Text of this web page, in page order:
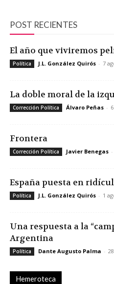
POST RECIENTES
El año que viviremos
Política J.L. González Quirós - 7
La doble moral de la
Corrección Política Álvaro Peñas -
Frontera
Corrección Política Javier Benegas -
España puesta en
Política J.L. González Quirós - 1
Una respuesta a la
Argentina
Política Dante Augusto Palma -
Hemeroteca